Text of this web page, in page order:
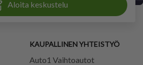
Aloita keskustelu
KAUPALLINEN YHTEISTYÖ
Auto1 Vaihtoautot